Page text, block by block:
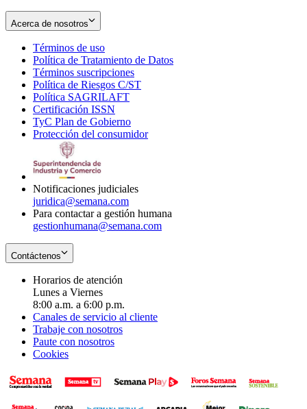
Acerca de nosotros
Términos de uso
in
new
window
Política de Tratamiento de Datos
Términos suscripciones
in
Política de Riesgos C/ST
Política SAGRILAFT
new
window
Certificación ISSN
in
new
TyC Plan de Gobierno
in
Protección del consumidorOpens
Notificaciones judiciales
juridica@semana.com
Para contactar a gestión humana
gestionhumana@semana.com
Contáctenos
Horarios de atención
Lunes a Viernes
8:00 a.m. a 6:00 p.m.
Canales de servicio al cliente
Trabaje con nosotros
Paute con nosotros
Cookies